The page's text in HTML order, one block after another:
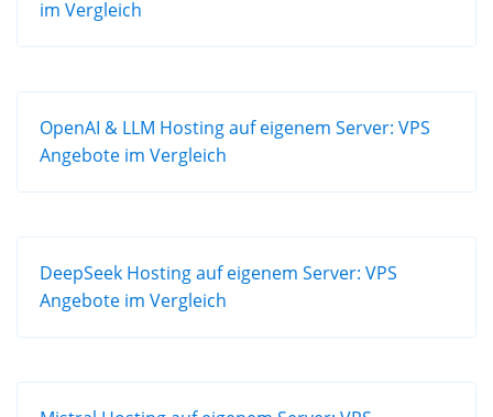
im Vergleich
OpenAI & LLM Hosting auf eigenem Server: VPS
Angebote im Vergleich
DeepSeek Hosting auf eigenem Server: VPS
Angebote im Vergleich